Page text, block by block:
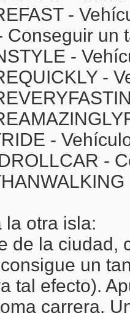
-
Conseguir un
-
-
-
-
la otra isla:
de la ciudad,
un
tal efecto).
carrera.